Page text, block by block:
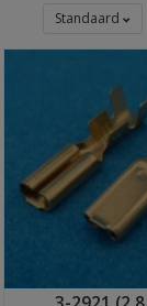
Standaard